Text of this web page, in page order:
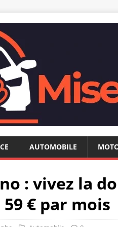
AUTOMOBILE
: vivez la
€ par mois